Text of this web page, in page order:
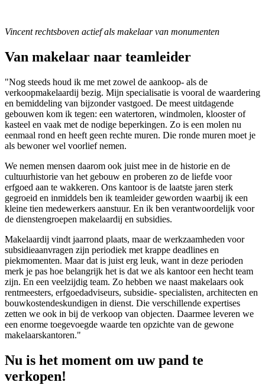
Vincent rechtsboven actief als makelaar van monumenten
Van makelaar naar teamleider
"Nog steeds houd ik me met zowel de aankoop- als de
verkoopmakelaardij bezig. Mijn specialisatie is vooral de waardering
en bemiddeling van bijzonder vastgoed. De meest uitdagende
gebouwen kom ik tegen: een watertoren, windmolen, klooster of
kasteel en vaak met de nodige beperkingen. Zo is een molen nu
eenmaal rond en heeft geen rechte muren. Die ronde muren moet je
als bewoner wel voorlief nemen.
We nemen mensen daarom ook juist mee in de historie en de
cultuurhistorie van het gebouw en proberen zo de liefde voor
erfgoed aan te wakkeren. Ons kantoor is de laatste jaren sterk
gegroeid en inmiddels ben ik teamleider geworden waarbij ik een
kleine tien medewerkers aanstuur. En ik ben verantwoordelijk voor
de dienstengroepen makelaardij en subsidies.
Makelaardij vindt jaarrond plaats, maar de werkzaamheden voor
subsidieaanvragen zijn periodiek met krappe deadlines en
piekmomenten. Maar dat is juist erg leuk, want in deze perioden
merk je pas hoe belangrijk het is dat we als kantoor een hecht team
zijn. En een veelzijdig team. Zo hebben we naast makelaars ook
rentmeesters, erfgoedadviseurs, subsidie- specialisten, architecten en
bouwkostendeskundigen in dienst. Die verschillende expertises
zetten we ook in bij de verkoop van objecten. Daarmee leveren we
een enorme toegevoegde waarde ten opzichte van de gewone
makelaarskantoren."
Nu is het moment om uw pand te
verkopen!